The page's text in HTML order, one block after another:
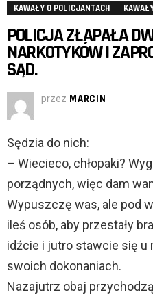
KAWAŁY O POLICJANTACH
POLICJA ZŁAPAŁA
NARKOTYKÓW I
SĄD.
przez MARCIN
Sędzia do nich:
– Wiecieco, chłopaki?
porządnych, więc dam
Wypuszczę was, ale pod
ileś osób, aby przestały
idźcie i jutro stawcie się u
swoich dokonaniach.
Nazajutrz obaj